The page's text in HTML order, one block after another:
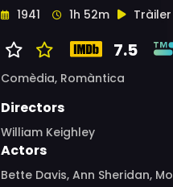
1941 1h 52m Tràiler
7.5
Comèdia, Romàntica
Directors
William Keighley
Actors
Bette Davis, Ann Sheridan,